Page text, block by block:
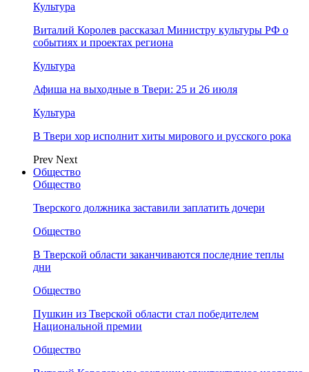
Культура
Виталий Королев рассказал Министру культуры РФ о
событиях и проектах региона
Культура
Афиша на выходные в Твери: 25 и 26 июля
Культура
В Твери хор исполнит хиты мирового и русского рока
Prev Next
Общество
Общество
Тверского должника заставили заплатить дочери
Общество
В Тверской области заканчиваются последние теплы
дни
Общество
Пушкин из Тверской области стал победителем
Национальной премии
Общество